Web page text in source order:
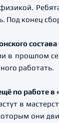
конец
в прошлом
работать.
по работе
в
они